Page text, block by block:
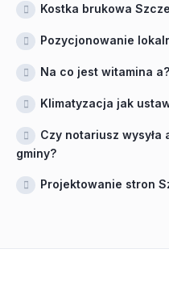
Kostka brukowa
Pozycjonowanie
Na co jest witamina a?
Klimatyzacja jak
Czy notariusz
gminy?
Projektowanie stron